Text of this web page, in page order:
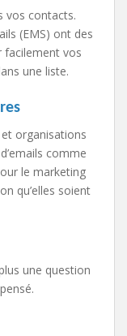
vos contacts.
(EMS) ont des
facilement vos
une liste.
organisations
comme
le marketing
qu’elles soient
une question